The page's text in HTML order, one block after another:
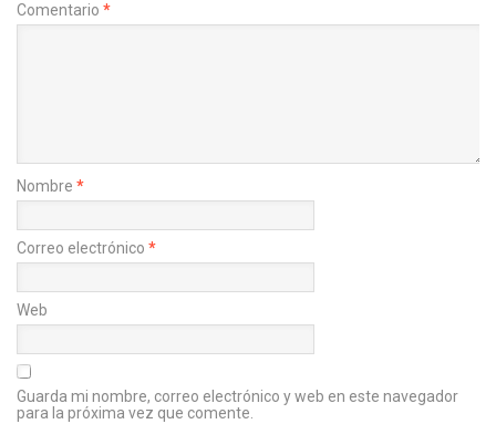
Comentario *
Nombre *
Correo electrónico *
Web
Guarda mi nombre, correo electrónico y web en este navegador
para la próxima vez que comente.